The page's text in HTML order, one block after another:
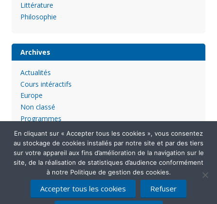
Littérature
Philosophie
Archives
Actualités
Cours intéractifs
Europe
Non classé
Programmes
Mentions légales Politique de confidentialité
En cliquant sur « Accepter tous les cookies », vous consentez
au stockage de cookies installés par notre site et par des tiers
sur votre appareil aux fins d’amélioration de la navigation sur le
site, de la réalisation de statistiques d’audience conformément
à notre Politique de gestion des cookies.
Accepter tous les cookies Refuser